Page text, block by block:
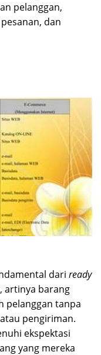
pelanggan,
dan
dari ready
artinya barang
pelanggan tanpa
pengiriman.
ekspektasi
yang mereka